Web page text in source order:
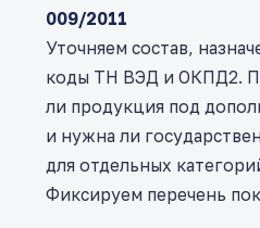
009/2011
Уточняем состав,
коды ТН ВЭД и ОКПД2.
ли продукция под
и нужна ли
для отдельных
Фиксируем перечень